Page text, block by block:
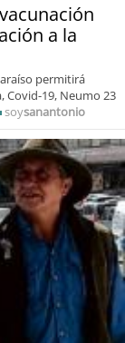
a la
permitirá
Covid-19, Neumo 23
soysanantonio